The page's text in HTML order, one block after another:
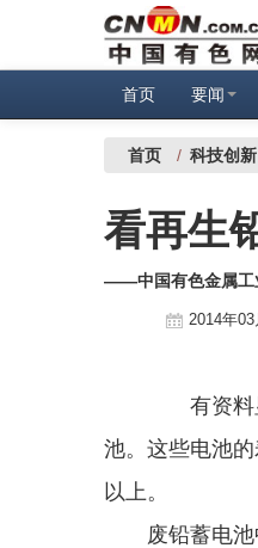
首页 要闻
首页 / 科技创新
看再生
——中国有色金属工
2014年
有资料显
池。这些电池
以上。
废铅蓄电池中